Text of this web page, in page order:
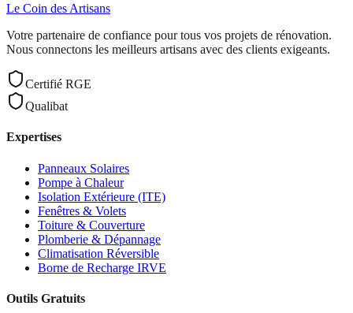
Le Coin des Artisans
Votre partenaire de confiance pour tous vos projets de rénovation.
Nous connectons les meilleurs artisans avec des clients exigeants.
Certifié RGE
Qualibat
Expertises
Panneaux Solaires
Pompe à Chaleur
Isolation Extérieure (ITE)
Fenêtres & Volets
Toiture & Couverture
Plomberie & Dépannage
Climatisation Réversible
Borne de Recharge IRVE
Outils Gratuits